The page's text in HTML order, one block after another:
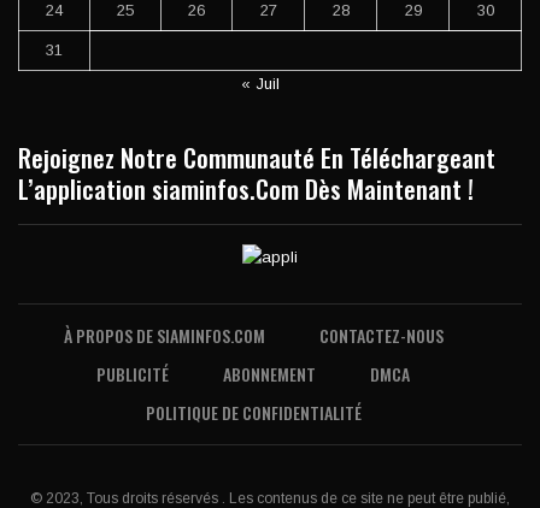
24 25 26 27 28 29 30
31
« Juil
Rejoignez Notre Communauté En Téléchargeant
L’application siaminfos.Com Dès Maintenant !
À PROPOS DE SIAMINFOS.COM
CONTACTEZ-NOUS
PUBLICITÉ
ABONNEMENT
DMCA
POLITIQUE DE CONFIDENTIALITÉ
© 2023, Tous droits réservés . Les contenus de ce site ne peut être publié,